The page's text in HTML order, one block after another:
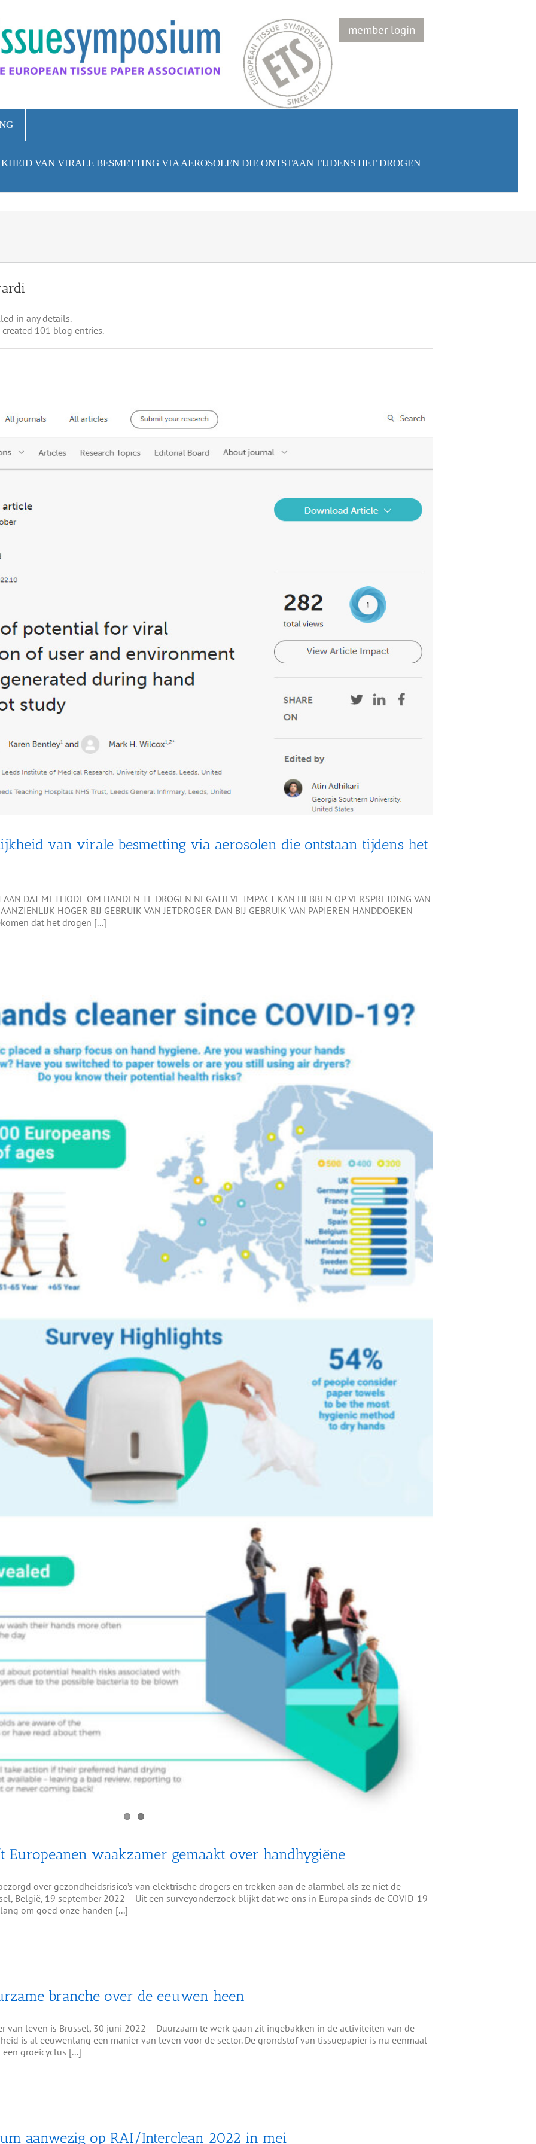
member login
VAN VIRALE BESMETTING VIA AEROSOLEN DIE ONTSTAAN TIJDENS HET DROGEN
in any details.
101 blog entries.
van virale besmetting via aerosolen die ontstaan tijdens het
DAT METHODE OM HANDEN TE DROGEN NEGATIEVE IMPACT KAN HEBBEN OP VERSPREIDING VAN
HOGER BIJ GEBRUIK VAN JETDROGER DAN BIJ GEBRUIK VAN PAPIEREN HANDDOEKEN
dat het drogen [...]
Europeanen waakzamer gemaakt over handhygiëne
over gezondheidsrisico’s van elektrische drogers en trekken aan de alarmbel als ze niet de
België, 19 september 2022 – Uit een surveyonderzoek blijkt dat we ons in Europa sinds de COVID-19-
om goed onze handen [...]
branche over de eeuwen heen
van leven is Brussel, 30 juni 2022 – Duurzaam te werk gaan zit ingebakken in de activiteiten van de
is al eeuwenlang een manier van leven voor de sector. De grondstof van tissuepapier is nu eenmaal
groeicyclus [...]
aanwezig op RAI/Interclean 2022 in mei